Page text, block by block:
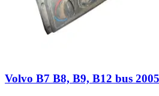
Volvo B7 B8, B9, B12 bus